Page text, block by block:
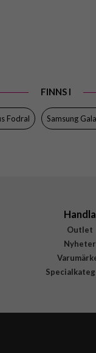
FINNS I
Fodral Samsung
Handla
Outlet
Nyheter